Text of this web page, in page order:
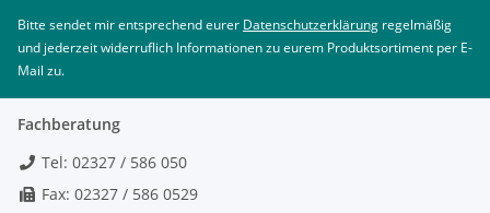
Bitte sendet mir entsprechend eurer Datenschutzerklärung regelmäßig
und jederzeit widerruflich Informationen zu eurem Produktsortiment per E-
Mail zu.
Fachberatung
Tel: 02327 / 586 050
Fax: 02327 / 586 0529